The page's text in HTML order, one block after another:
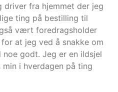
driver fra hjemmet der jeg
ting på bestilling til
vært foredragsholder
at jeg ved å snakke om
godt. Jeg er en ildsjel
i hverdagen på ting